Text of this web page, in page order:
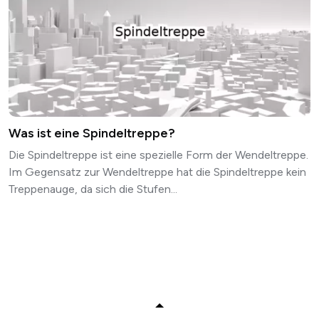
Was ist eine Spindeltreppe?
Die Spindeltreppe ist eine spezielle Form der Wendeltreppe.
Im Gegensatz zur Wendeltreppe hat die Spindeltreppe kein
Treppenauge, da sich die Stufen...